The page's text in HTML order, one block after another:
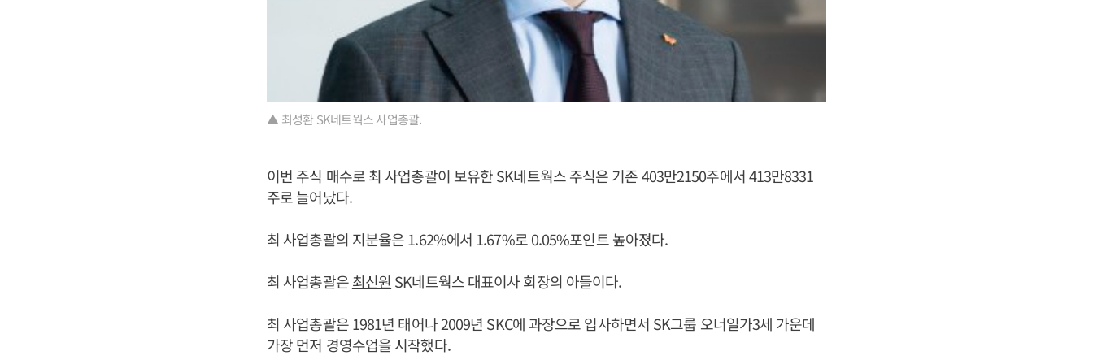
▲ 최성환 SK네트웍스 사업총괄.
이번 주식 매수로 최 사업총괄이 보유한 SK네트웍스 주식은 기존 403만2150주에서 413만8331
주로 늘어났다.
최 사업총괄의 지분율은 1.62%에서 1.67%로 0.05%포인트 높아졌다.
최 사업총괄은최신원 SK네트웍스 대표이사 회장의 아들이다.
최 사업총괄은 1981년 태어나 2009년 SKC에 과장으로 입사하면서 SK그룹 오너일가3세 가운데
가장 먼저 경영수업을 시작했다.